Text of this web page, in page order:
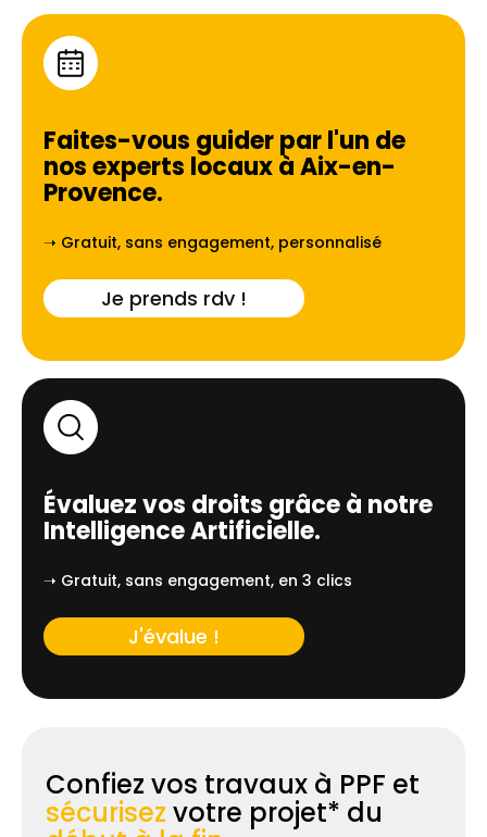
Faites-vous guider par l'un de
nos experts locaux àAix-en-
Provence.
➝ Gratuit, sans engagement, personnalisé
Je prends rdv !
Évaluez vos droits grâce à notre
Intelligence Artificielle.
➝ Gratuit, sans engagement, en 3 clics
J'évalue !
Confiez vos travaux à PPF et
sécurisez votre projet* du